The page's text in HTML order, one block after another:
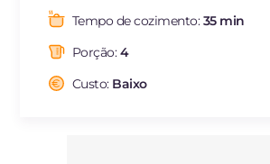
NL
Tempo de cozimento:35 min
Porção:4
Custo: Baixo